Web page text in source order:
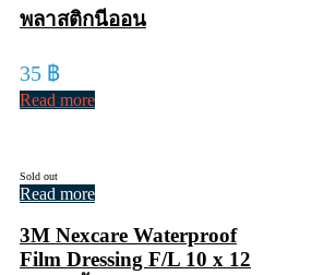
พลาสติกนีออน
35 ฿
Read more
Sold out
Read more
3M Nexcare Waterproof
Film Dressing F/L 10 x 12